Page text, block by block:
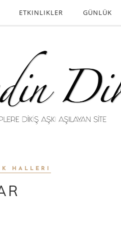
ETKINLIKLER GÜNLÜK
HALLERI